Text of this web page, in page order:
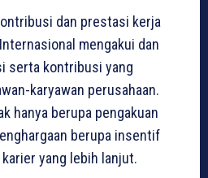
dan prestasi kerja
mengakui dan
serta kontribusi yang
karyawan perusahaan.
hanya berupa pengakuan
berupa insentif
yang lebih lanjut.